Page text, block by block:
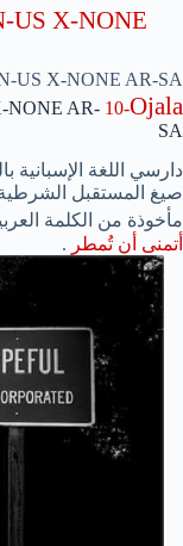
US X-NONE
US X-NONE AR-SA
Ojala
-10
NONE AR-
SA
دارسي اللغة الإسبانية
صيغ المستقبل
مأخوذة من الكلمة
أتمنى أن تُمطر .